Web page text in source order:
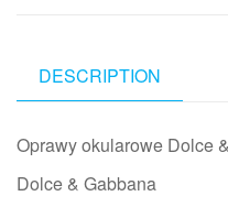
DESCRIPTION
Oprawy okularowe Dolce
Dolce & Gabbana